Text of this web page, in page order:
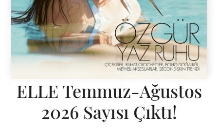
ELLE Temmuz-Ağustos
2026 Sayısı Çıktı!